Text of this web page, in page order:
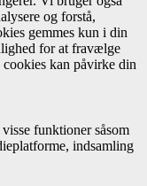
og forstå,
gemmes kun i din
for at fravælge
kan påvirke din
funktioner såsom
indsamling